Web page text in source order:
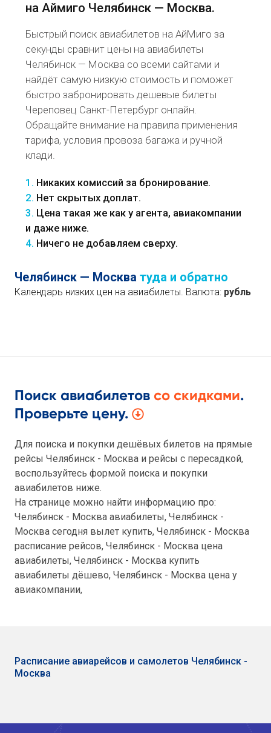
на Аймиго Челябинск — Москва.
Быстрый поиск авиабилетов на АйМиго за
секунды сравнит цены на авиабилеты
Челябинск — Москва со всеми сайтами и
найдёт самую низкую стоимость и поможет
быстро забронировать дешевые билеты
Череповец Санкт-Петербург онлайн.
Обращайте внимание на правила применения
тарифа, условия провоза багажа и ручной
клади.
1. Никаких комиссий за бронирование.
2. Нет скрытых доплат.
3. Цена такая же как у агента, авиакомпании
и даже ниже.
4. Ничего не добавляем сверху.
Челябинск — Москва туда и обратно
Календарь низких цен на авиабилеты. Валюта: рубль
Поиск авиабилетов со скидками.
Проверьте цену.
Для поиска и покупки дешёвых билетов на прямые
рейсы Челябинск - Москва и рейсы с пересадкой,
воспользуйтесь формой поиска и покупки
авиабилетов ниже.
На странице можно найти информацию про:
Челябинск - Москва авиабилеты, Челябинск -
Москва сегодня вылет купить, Челябинск - Москва
расписание рейсов, Челябинск - Москва цена
авиабилеты, Челябинск - Москва купить
авиабилеты дёшево, Челябинск - Москва цена у
авиакомпании,
Расписание авиарейсов и самолетов Челябинск -
Москва